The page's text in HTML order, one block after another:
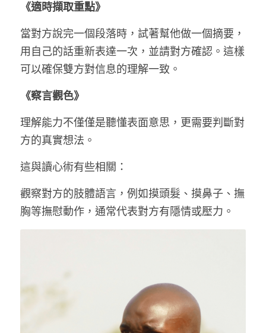
《適時擷取重點》
當對方說完一個段落時，試著幫他做一個摘要，
用自己的話重新表達一次，並請對方確認。這樣
可以確保雙方對信息的理解一致。
《察言觀色》
理解能力不僅僅是聽懂表面意思，更需要判斷對
方的真實想法。
這與讀心術有些相關：
觀察對方的肢體語言，例如摸頭髮、摸鼻子、撫
胸等撫慰動作，通常代表對方有隱情或壓力。